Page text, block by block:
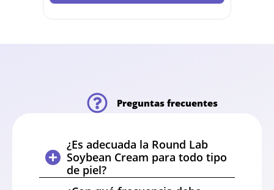
Preguntas frecuentes
¿Es adecuada la Round Lab
Soybean Cream para todo tipo
de piel?